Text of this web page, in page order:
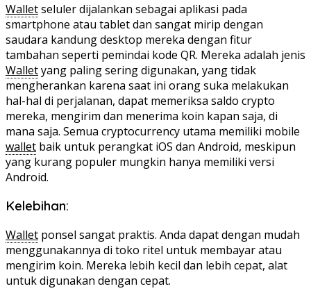
Walletseluler dijalankan sebagai aplikasi pada
smartphone atau tablet dan sangat mirip dengan
saudara kandung desktop mereka dengan fitur
tambahan seperti pemindai kode QR. Mereka adalah jenis
Walletyang paling sering digunakan, yang tidak
mengherankan karena saat ini orang suka melakukan
hal-hal di perjalanan, dapat memeriksa saldo crypto
mereka, mengirim dan menerima koin kapan saja, di
mana saja. Semua cryptocurrency utama memiliki mobile
wallet baik untuk perangkat iOS dan Android, meskipun
yang kurang populer mungkin hanya memiliki versi
Android.
Kelebihan:
Wallet ponsel sangat praktis. Anda dapat dengan mudah
menggunakannya di toko ritel untuk membayar atau
mengirim koin. Mereka lebih kecil dan lebih cepat, alat
untuk digunakan dengan cepat.